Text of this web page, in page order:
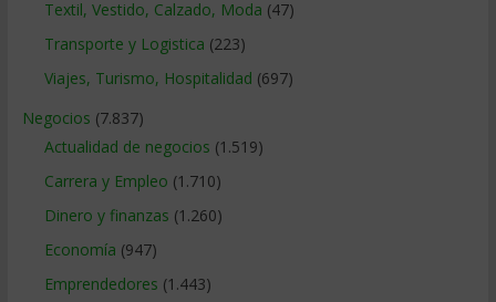
Textil, Vestido, Calzado, Moda (47)
Transporte y Logistica (223)
Viajes, Turismo, Hospitalidad (697)
Negocios (7.837)
Actualidad de negocios (1.519)
Carrera y Empleo (1.710)
Dinero y finanzas (1.260)
Economía (947)
Emprendedores (1.443)